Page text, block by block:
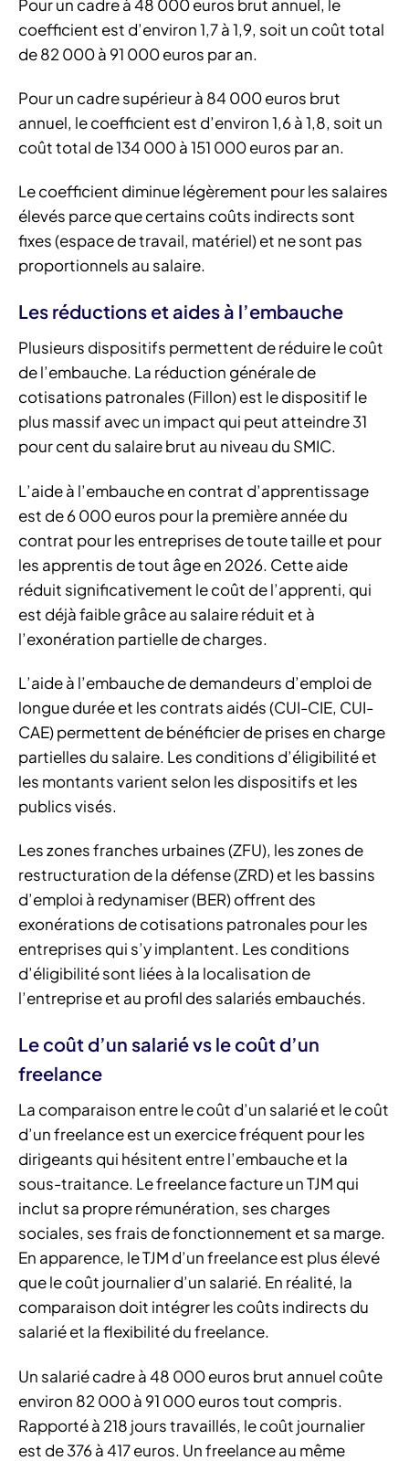
Pour un cadre à 48 000 euros brut annuel, le
coefficient est d’environ 1,7 à 1,9, soit un coût total
de 82 000 à 91 000 euros par an.
Pour un cadre supérieur à 84 000 euros brut
annuel, le coefficient est d’environ 1,6 à 1,8, soit un
coût total de 134 000 à 151 000 euros par an.
Le coefficient diminue légèrement pour les salaires
élevés parce que certains coûts indirects sont
fixes (espace de travail, matériel) et ne sont pas
proportionnels au salaire.
Les réductions et aides à l’embauche
Plusieurs dispositifs permettent de réduire le coût
de l’embauche. La réduction générale de
cotisations patronales (Fillon) est le dispositif le
plus massif avec un impact qui peut atteindre 31
pour cent du salaire brut au niveau du SMIC.
L’aide à l’embauche en contrat d’apprentissage
est de 6 000 euros pour la première année du
contrat pour les entreprises de toute taille et pour
les apprentis de tout âge en 2026. Cette aide
réduit significativement le coût de l’apprenti, qui
est déjà faible grâce au salaire réduit et à
l’exonération partielle de charges.
L’aide à l’embauche de demandeurs d’emploi de
longue durée et les contrats aidés (CUI-CIE, CUI-
CAE) permettent de bénéficier de prises en charge
partielles du salaire. Les conditions d’éligibilité et
les montants varient selon les dispositifs et les
publics visés.
Les zones franches urbaines (ZFU), les zones de
restructuration de la défense (ZRD) et les bassins
d’emploi à redynamiser (BER) offrent des
exonérations de cotisations patronales pour les
entreprises qui s’y implantent. Les conditions
d’éligibilité sont liées à la localisation de
l’entreprise et au profil des salariés embauchés.
Le coût d’un salarié vs le coût d’un
freelance
La comparaison entre le coût d’un salarié et le coût
d’un freelance est un exercice fréquent pour les
dirigeants qui hésitent entre l’embauche et la
sous-traitance. Le freelance facture un TJM qui
inclut sa propre rémunération, ses charges
sociales, ses frais de fonctionnement et sa marge.
En apparence, le TJM d’un freelance est plus élevé
que le coût journalier d’un salarié. En réalité, la
comparaison doit intégrer les coûts indirects du
salarié et la flexibilité du freelance.
Un salarié cadre à 48 000 euros brut annuel coûte
environ 82 000 à 91 000 euros tout compris.
Rapporté à 218 jours travaillés, le coût journalier
est de 376 à 417 euros. Un freelance au même